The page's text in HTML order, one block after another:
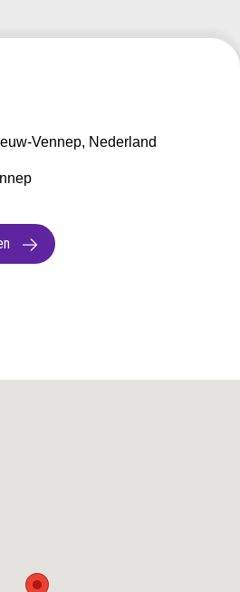
Vennep, Nederland